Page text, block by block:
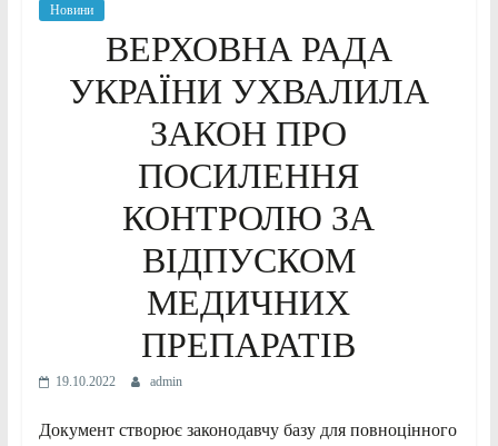
Новини
ВЕРХОВНА РАДА
УКРАЇНИ УХВАЛИЛА
ЗАКОН ПРО
ПОСИЛЕННЯ
КОНТРОЛЮ ЗА
ВІДПУСКОМ
МЕДИЧНИХ
ПРЕПАРАТІВ
19.10.2022 admin
Документ створює законодавчу базу для повноцінного